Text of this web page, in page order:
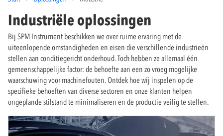
Industriële oplossingen
Bij SPM Instrument beschikken we over ruime ervaring met de
uiteenlopende omstandigheden en eisen die verschillende industrieën
stellen aan conditiegericht onderhoud. Toch hebben ze allemaal één
gemeenschappelijke factor: de behoefte aan een zo vroeg mogelijke
waarschuwing voor machinefouten. Ontdek hoe wij inspelen op de
specifieke behoeften van diverse sectoren en onze klanten helpen
ongeplande stilstand te minimaliseren en de productie veilig te stellen.